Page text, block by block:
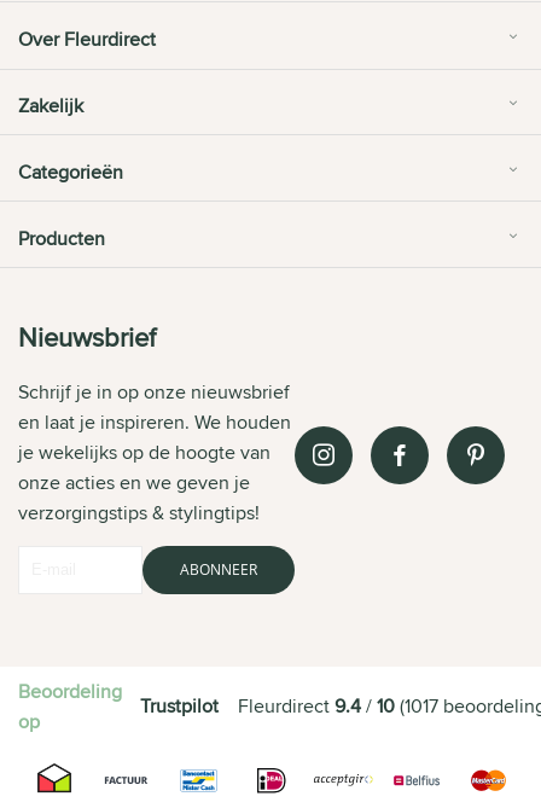
Over Fleurdirect
Zakelijk
Categorieën
Producten
Nieuwsbrief
Schrijf je in op onze nieuwsbrief
en laat je inspireren. We houden
je wekelijks op de hoogte van
onze acties en we geven je
verzorgingstips & stylingtips!
ABONNEER
Beoordeling
op
Trustpilot Fleurdirect9.4/10(1017